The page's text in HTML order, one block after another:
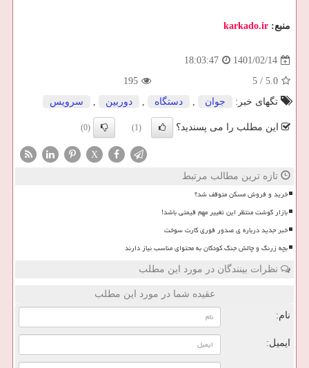
منبع: karkado.ir
1401/02/14
18:03:47
5.0
/
5
195
تگهای خبر:
جوان , دستگاه , دوربین , سرویس
این مطلب را می پسندید؟ (1)
(0)
X
تازه ترین مطالب مرتبط
خرید و فروش مسکن متوقف شد؟
بازار گوشت منتظر این تغییر مهم قیمتی باشد!
خبر جدید درباره ی صدور فوری کارت سوخت
بچه زرنگ و چالش جنگ کودکان به محتوای مناسب نیاز دارند
نظرات بینندگان در مورد این مطلب
عقیده شما در مورد این مطلب
نام:
ایمیل: